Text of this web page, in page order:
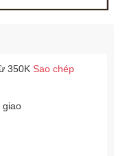
350K Sao chép
giao